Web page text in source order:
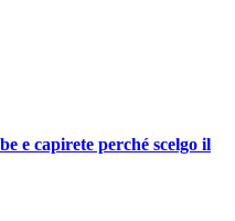
e capirete perché scelgo il